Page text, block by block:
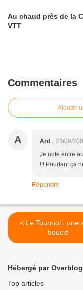
Au chaud près de la
VTT
Commentaires
Ajouter
A Ard_
23/09/
Je note entre
!!! Pourtant ça
Répondre
< Le Tourniol : une autre
boucle
Hébergé par Overblog
Top articles